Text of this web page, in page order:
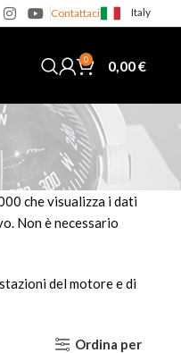
Contattaci Italy
0 0,00€
che visualizza i dati
Non è necessario
del motore e di
Ordina per